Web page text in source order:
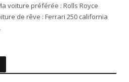
voiture préférée : Rolls Royce
de rêve : Ferrari 250 california